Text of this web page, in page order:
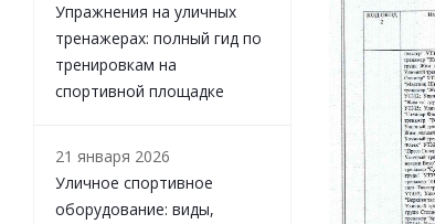
Упражнения на уличных
тренажерах: полный гид по
тренировкам на
спортивной площадке
21 января 2026
Уличное спортивное
оборудование: виды,